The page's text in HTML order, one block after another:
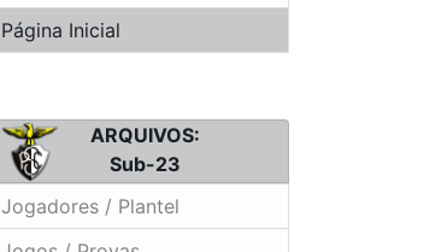
Página Inicial
ARQUIVOS:
Sub-23
Jogadores / Plantel